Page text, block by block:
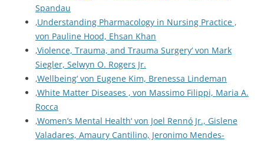
Spandau
‚Understanding Pharmacology in Nursing Practice ‚
von Pauline Hood, Ehsan Khan
‚Violence, Trauma, and Trauma Surgery‘ von Mark
Siegler, Selwyn O. Rogers Jr.
‚Wellbeing‘ von Eugene Kim, Brenessa Lindeman
‚White Matter Diseases ‚ von Massimo Filippi, Maria A.
Rocca
‚Women’s Mental Health‘ von Joel Rennó Jr., Gislene
Valadares, Amaury Cantilino, Jeronimo Mendes-